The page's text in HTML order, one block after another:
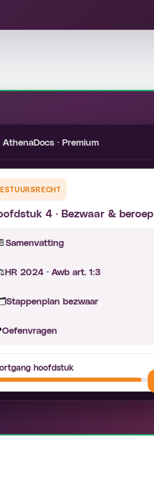
AthenaDocs · Premium
4 · Bezwaar & beroep
Samenvatting
HR 2024 · Awb art. 1:3
Stappenplan bezwaar
Oefenvragen
hoofdstuk